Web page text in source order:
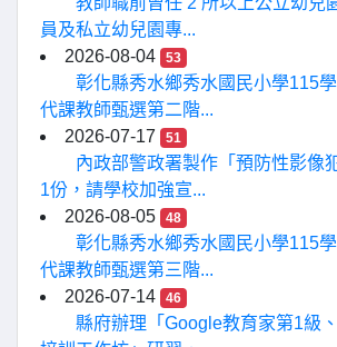
員及私立幼兒園專...
2026-08-04
53
彰化縣秀水鄉秀水國民小學115
代課教師甄選第二階...
2026-07-17
51
內政部警政署製作「預防性影像
1份，請學校加強宣...
2026-08-05
48
彰化縣秀水鄉秀水國民小學115
代課教師甄選第三階...
2026-07-14
46
縣府辦理「Google教育家第1級